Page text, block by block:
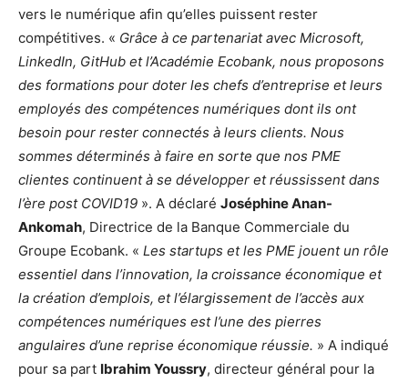
vers le numérique afin qu’elles puissent rester
compétitives. « Grâce à ce partenariat avec Microsoft,
LinkedIn, GitHub et l’Académie Ecobank, nous proposons
des formations pour doter les chefs d’entreprise et leurs
employés des compétences numériques dont ils ont
besoin pour rester connectés à leurs clients. Nous
sommes déterminés à faire en sorte que nos PME
clientes continuent à se développer et réussissent dans
l’ère post COVID19 ». A déclaré Joséphine Anan-
Ankomah, Directrice de la Banque Commerciale du
Groupe Ecobank. « Les startups et les PME jouent un rôle
essentiel dans l’innovation, la croissance économique et
la création d’emplois, et l’élargissement de l’accès aux
compétences numériques est l’une des pierres
angulaires d’une reprise économique réussie. » A indiqué
pour sa part Ibrahim Youssry, directeur général pour la